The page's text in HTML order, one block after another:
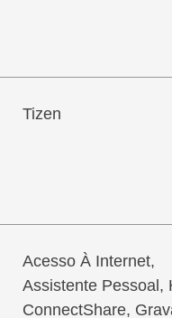
Tizen
Acesso À Internet,
Assistente Pessoal,
ConnectShare,